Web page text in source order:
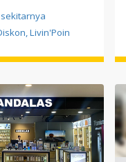
Livin'Poin